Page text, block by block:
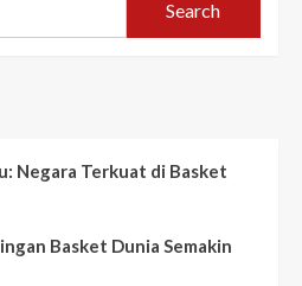
Search
Negara Terkuat di Basket
Basket Dunia Semakin